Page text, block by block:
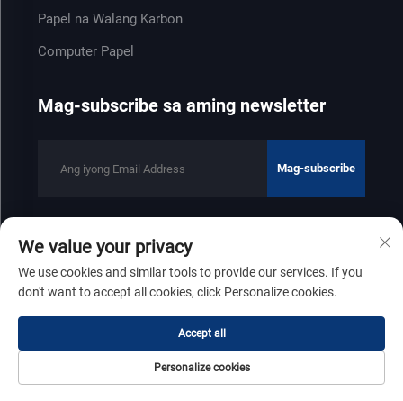
Papel na Walang Karbon
Computer Papel
Mag-subscribe sa aming newsletter
Mag-subscribe
Copyright © 2025 ng Shandong Zhenfeng Paper Industry Co., Ltd
Patakaran sa privacy
Gumalaw pataas
Homepage Produkto Tungkol Sa Kontak
We value your privacy
We use cookies and similar tools to provide our services. If you
don't want to accept all cookies, click Personalize cookies.
Personalize cookies
Accept all